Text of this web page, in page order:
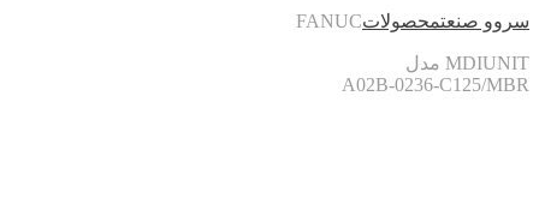
سروو صنعتمحصولاتFANUC
MDIUNIT مدل
A02B-0236-C125/MBR